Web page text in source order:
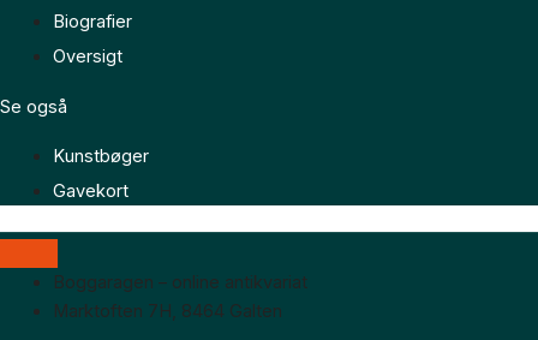
Biografier
Oversigt
Se også
Kunstbøger
Gavekort
Boggaragen – online antikvariat
Marktoften 7H, 8464 Galten